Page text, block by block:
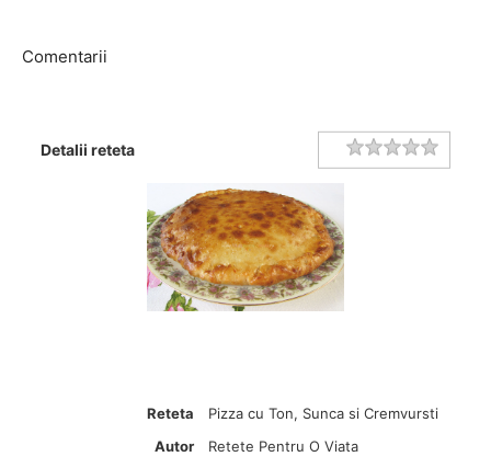
Comentarii
Detalii reteta Rating
Reteta
Pizza cu Ton, Sunca si Cremvursti
Autor
Retete Pentru O Viata